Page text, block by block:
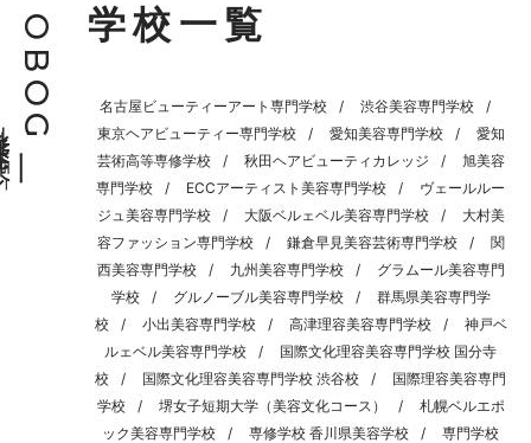
O
B
O
G
卒
業
学校一覧
名古屋ビューティーアート専門学校
渋谷美容専門学校
東京ヘアビューティー専門学校
愛知美容専門学校
愛知
芸術高等専修学校
秋田ヘアビューティカレッジ
旭美容
専門学校
ECCアーティスト美容専門学校
ヴェールルー
ジュ美容専門学校
大阪ベルェベル美容専門学校
大村美
容ファッション専門学校
鎌倉早見美容芸術専門学校
関
西美容専門学校
九州美容専門学校
グラムール美容専門
学校
グルノーブル美容専門学校
群馬県美容専門学
校
小出美容専門学校 高津理容美容専門学校
神戸ベ
ルェベル美容専門学校
国際文化理容美容専門学校 国分寺
校
国際文化理容美容専門学校 渋谷校
国際理容美容専門
学校
堺女子短期大学（美容文化コース）
札幌ベルエポ
ック美容専門学校
専修学校 香川県美容学校
専門学校